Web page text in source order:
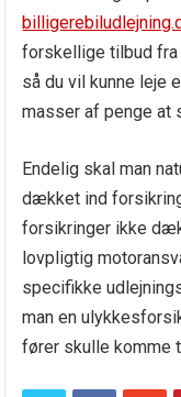
forskellige tilbud
så du vil kunne leje
masser af penge at
Endelig skal man
dækket ind
forsikringer ikke
lovpligtig
specifikke
man en
fører skulle komme